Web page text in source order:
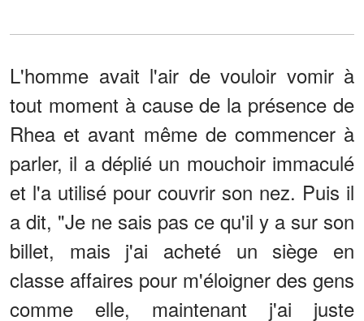
L'homme avait l'air de vouloir vomir à
tout moment à cause de la présence de
Rhea et avant même de commencer à
parler, il a déplié un mouchoir immaculé
et l'a utilisé pour couvrir son nez. Puis il
a dit, "Je ne sais pas ce qu'il y a sur son
billet, mais j'ai acheté un siège en
classe affaires pour m'éloigner des gens
comme elle, maintenant j'ai juste